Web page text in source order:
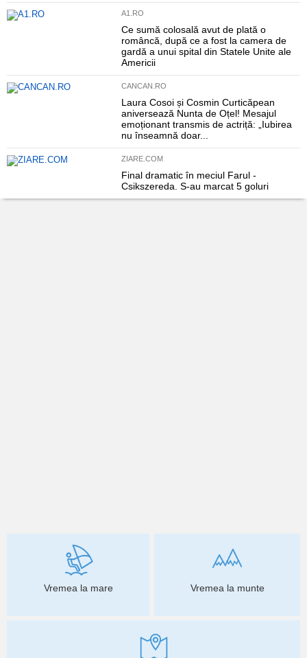
A1.RO
Ce sumă colosală avut de plată o
româncă, după ce a fost la camera de
gardă a unui spital din Statele Unite ale
Americii
CANCAN.RO
Laura Cosoi și Cosmin Curticăpean
aniversează Nunta de Oțel! Mesajul
emoționant transmis de actriță: „Iubirea
nu înseamnă doar...
ZIARE.COM
Final dramatic în meciul Farul -
Csikszereda. S-au marcat 5 goluri
Vremea la mare Vremea la munte